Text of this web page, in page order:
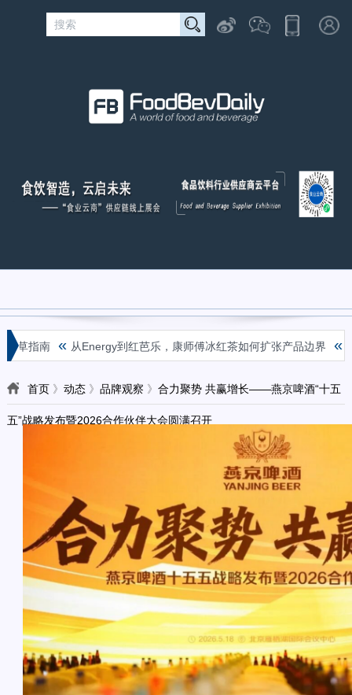
指南 « 从Energy到红芭乐，康师傅冰红茶如何扩张产品边界 « 看
首页》 动态》 品牌观察 》 合力聚势 共赢增长——燕京啤酒“十五
五”战略发布暨2026合作伙伴大会圆满召开